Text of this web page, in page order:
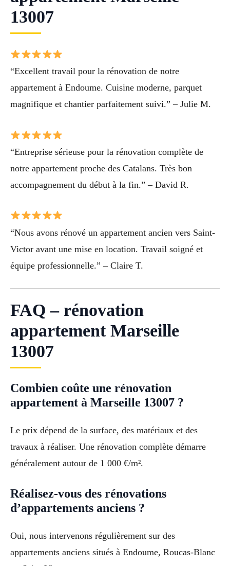
13007
“Excellent travail pour la rénovation de notre
appartement à Endoume. Cuisine moderne, parquet
magnifique et chantier parfaitement suivi.” – Julie M.
“Entreprise sérieuse pour la rénovation complète de
notre appartement proche des Catalans. Très bon
accompagnement du début à la fin.” – David R.
“Nous avons rénové un appartement ancien vers Saint-
Victor avant une mise en location. Travail soigné et
équipe professionnelle.” – Claire T.
FAQ – rénovation
appartement Marseille
13007
Combien coûte une rénovation
appartement à Marseille 13007 ?
Le prix dépend de la surface, des matériaux et des
travaux à réaliser. Une rénovation complète démarre
généralement autour de 1 000 €/m².
Réalisez-vous des rénovations
d’appartements anciens ?
Oui, nous intervenons régulièrement sur des
appartements anciens situés à Endoume, Roucas-Blanc